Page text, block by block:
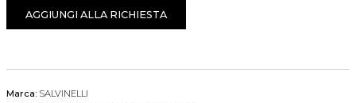
AGGIUNGI ALLA RICHIESTA
Marca: SALVINELLI